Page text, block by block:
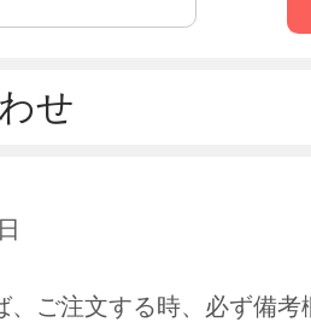
せ
、ご注文する時、必ず備